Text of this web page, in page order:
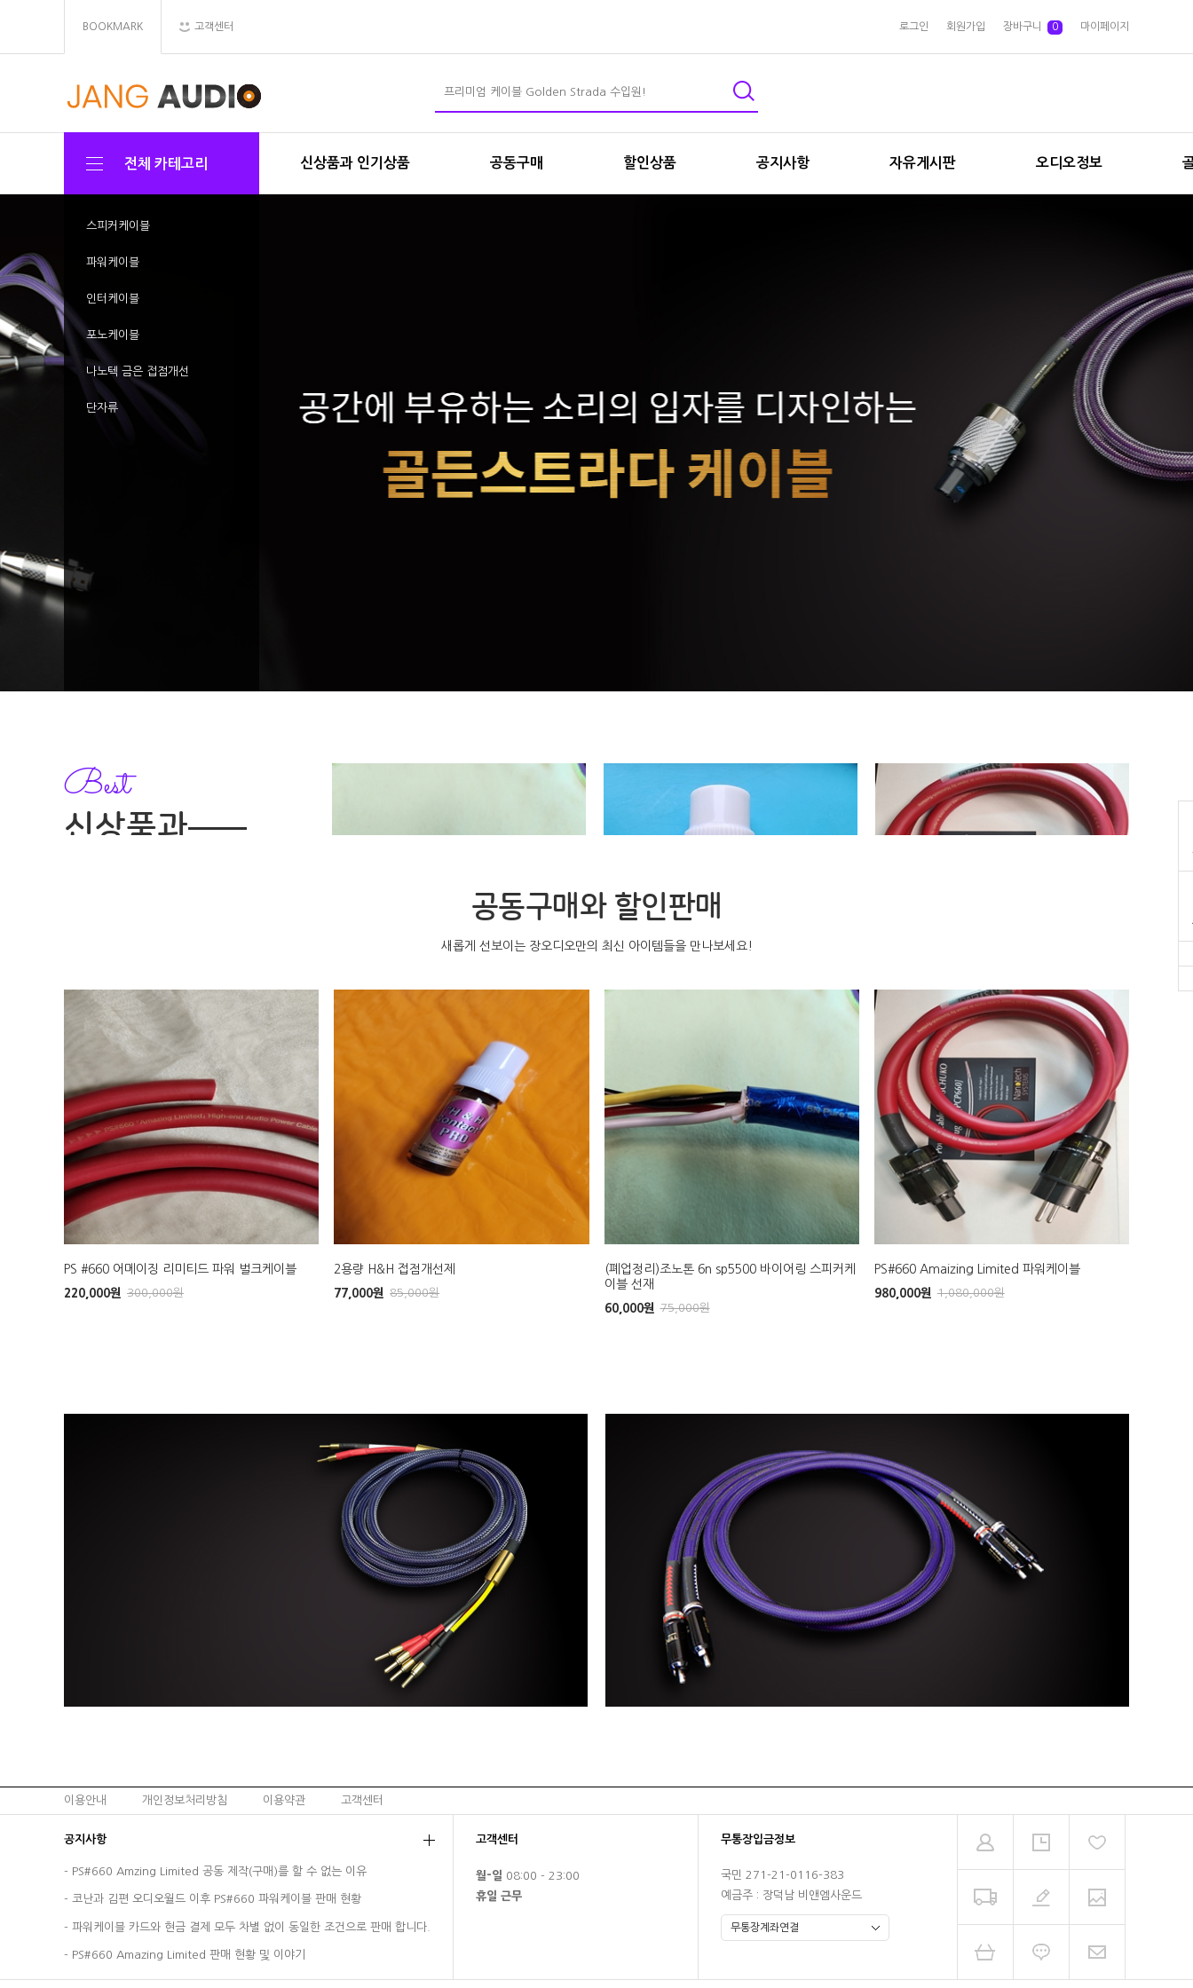
BOOKMARK 고객센터 로그인 회원가입 장바구니 0 마이페이지
전체 카테고리 신상품과 인기상품 공동구매 할인상품 공지사항 자유게시판 오디오정보
스피커케이블
파워케이블
인터케이블
포노케이블
나노텍 금은 접점개선
단자류
Best
신상품과
2배 농도 H&H 금은 접점개선제
+ 전체상품보기
PS#660 Amaizing Limited 파워케이블
1,080,000
PS #660 어메이징 리미티드 파워 벌크케이블
(폐업정리)조노톤 6n sp-5500 바이와이어링 스
피커케이블
60,000원75,000 원
공동구매와 할인판매
새롭게 선보이는 장오디오만의 최신 아이템들을 만나보세요!
PS #660 어메이징 리미티드 파워 벌크케이블
220,000원 300,000원
2용량 H&H 접점개선제
77,000원 85,000원
(폐업정리)조노톤 6n sp5500 바이어링 스피커케
이블 선재
60,000원 75,000원
PS#660 Amaizing Limited 파워케이블
980,000원 1,080,000원
이용안내 개인정보처리방침 이용약관 고객센터
공지사항
- PS#660 Amzing Limited 공동 제작(구매)를 할 수 없는 이유
- 코난과 김편 오디오월드 이후 PS#660 파워케이블 판매 현황
- 파워케이블 카드와 현금 결제 모두 차별 없이 동일한 조건으로 판매 합니다.
- PS#660 Amazing Limited 판매 현황 및 이야기
고객센터
월-일 08:00 - 23:00
휴일 근무
무통장입금정보
국민 271-21-0116-383
예금주 : 장덕남 비앤엠사운드